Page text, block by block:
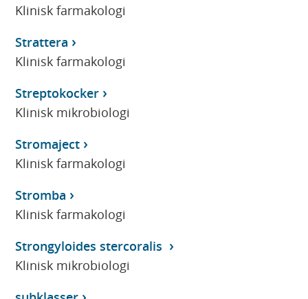
Klinisk farmakologi
Strattera
Klinisk farmakologi
Streptokocker
Klinisk mikrobiologi
Stromaject
Klinisk farmakologi
Stromba
Klinisk farmakologi
Strongyloides stercoralis
Klinisk mikrobiologi